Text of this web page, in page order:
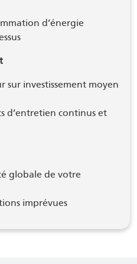
d’énergie
sur investissement moyen
d’entretien continus et
globale de votre
imprévues